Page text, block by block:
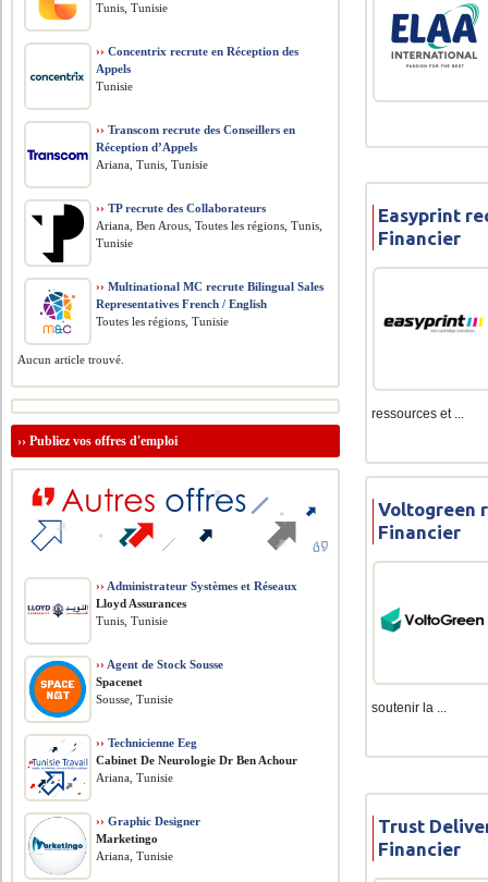
Easyprint
Financier
ressources et ...
Voltogreen
Financier
soutenir la ...
Trust
Financier
Tunis, Tunisie
›› Concentrix recrute en Réception des
Appels
Tunisie
›› Transcom recrute des Conseillers en
Réception d’Appels
Ariana, Tunis, Tunisie
›› TP recrute des Collaborateurs
Ariana, Ben Arous, Toutes les régions, Tunis,
Tunisie
›› Multinational MC recrute Bilingual Sales
Representatives French / English
Toutes les régions, Tunisie
Aucun article trouvé.
››Publiez vos offres d'emploi
›› Administrateur Systèmes et Réseaux
Lloyd Assurances
Tunis, Tunisie
›› Agent de Stock Sousse
Spacenet
Sousse, Tunisie
›› Technicienne Eeg
Cabinet De Neurologie Dr Ben Achour
Ariana, Tunisie
›› Graphic Designer
Marketingo
Ariana, Tunisie